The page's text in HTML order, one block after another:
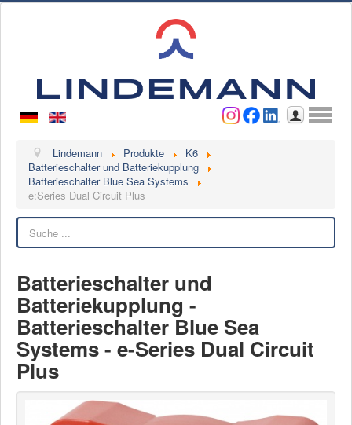
Benutzername
Lindemann
Über uns
Ansprechpartner
Ansprechpartner
Kontaktformular
Kunde werden
Reklamation
News
Produkte
Lindemann Produkte
K6
Batterieschalter und Batteriekupplung
Batterieschalter Blue Sea Systems
e:Series Dual Circuit Plus
Batterieschalter und
Batteriekupplung -
Batterieschalter Blue Sea
Systems - e-Series Dual Circuit
Plus